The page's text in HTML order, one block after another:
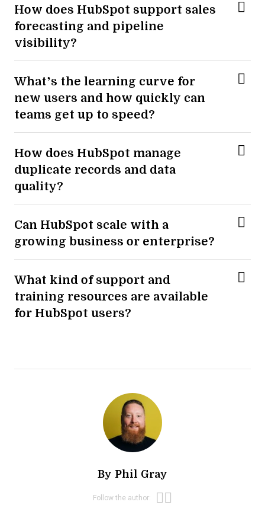
How does HubSpot support sales
forecasting and pipeline
visibility?
What’s the learning curve for
new users and how quickly can
teams get up to speed?
How does HubSpot manage
duplicate records and data
quality?
Can HubSpot scale with a
growing business or enterprise?
What kind of support and
training resources are available
for HubSpot users?
By Phil Gray
Follow the author: Opens new